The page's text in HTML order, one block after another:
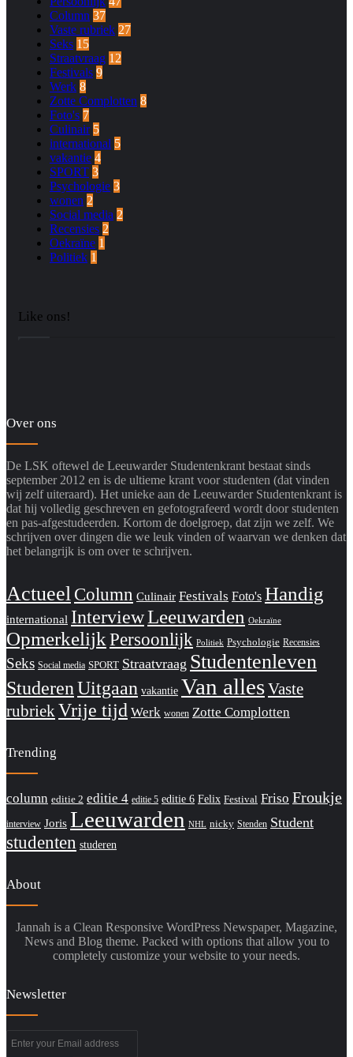
Column 37
Vaste rubriek 27
Seks 15
Straatvraag 12
Festivals 9
Werk 8
Zotte Complotten 8
Foto's 7
Culinair 5
international 5
vakantie 4
SPORT 3
Psychologie 3
wonen 2
Social media 2
Recensies 2
Oekraïne 1
Politiek 1
Like ons!
Over ons
De LSK oftewel de Leeuwarder Studentenkrant bestaat sinds
september 2012 en is de ultieme krant voor studenten (dat vinden
wij zelf uiteraard). Het unieke aan de Leeuwarder Studentenkrant is
dat hij volledig geschreven en gefotografeerd wordt door studenten
en pas-afgestudeerden. Kortom de doelgroep, dat zijn we zelf. We
schrijven over dingen die we leuk vinden of waarvan we denken dat
het belangrijk is om over te schrijven.
Actueel Column Culinair Festivals Foto's Handig
international InterviewLeeuwarden Oekraïne
OpmerkelijkPersoonlijk Politiek Psychologie Recensies
Seks Social media SPORT Straatvraag Studentenleven
StuderenUitgaan vakantie Van allesVaste
rubriekVrije tijd Werk wonen Zotte Complotten
Trending
column editie 2 editie 4 editie 5 editie 6 Felix Festival Friso Froukje
interview Joris Leeuwarden NHL nicky Stenden Student
studenten studeren
About
Jannah is a Clean Responsive WordPress Newspaper, Magazine,
News and Blog theme. Packed with options that allow you to
completely customize your website to your needs.
Newsletter
your